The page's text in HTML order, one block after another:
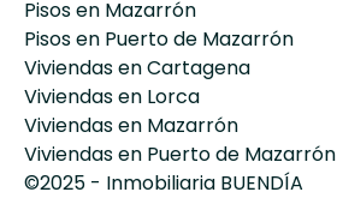
Pisos en Mazarrón
Pisos en Puerto de Mazarrón
Viviendas en Cartagena
Viviendas en Lorca
Viviendas en Mazarrón
Viviendas en Puerto de Mazarrón
©2025 - Inmobiliaria BUENDÍA